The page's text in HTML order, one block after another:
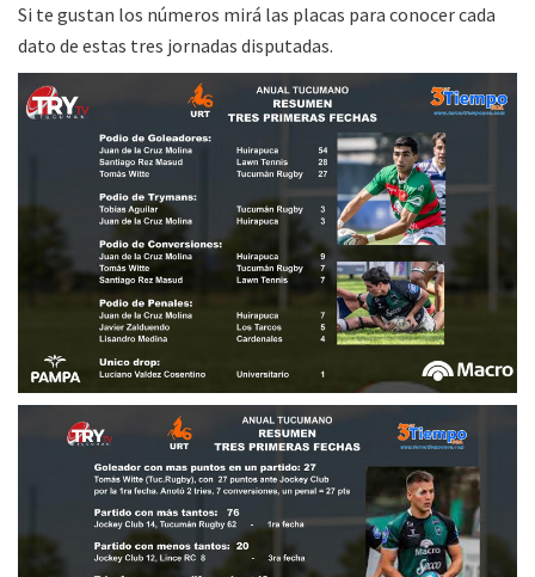
Si te gustan los números mirá las placas para conocer cada
dato de estas tres jornadas disputadas.